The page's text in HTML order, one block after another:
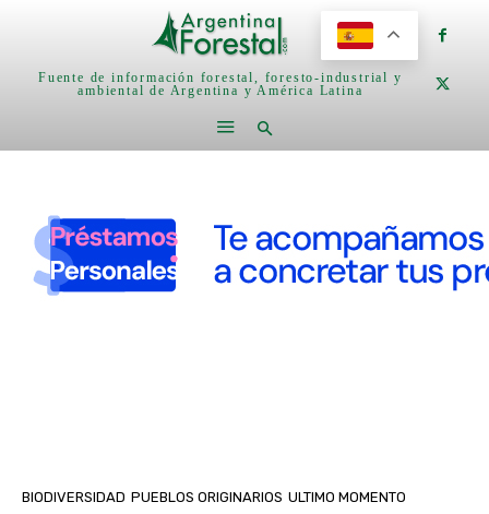
Fuente de información forestal, foresto-industrial y
ambiental de Argentina y América Latina
BIODIVERSIDAD PUEBLOS ORIGINARIOS ULTIMO MOMENTO